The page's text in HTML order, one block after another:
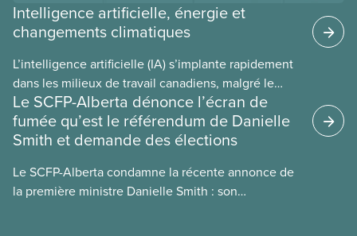
Intelligence artificielle, énergie et
changements climatiques
L’intelligence artificielle (IA) s’implante rapidement
dans les milieux de travail canadiens, malgré le
manque de lois et de règlements pour l’encadrer et
de tests menés en amont. Le présent document
d’information porte sur la consommation
environnementales, le rôle du secteur privé dans
l’intensification de ces conséquences et les
Le SCFP-Alberta dénonce l’écran de
fumée qu’est le référendum de Danielle
Smith et demande des élections
Le SCFP-Alberta condamne la récente annonce de
la première ministre Danielle Smith : son